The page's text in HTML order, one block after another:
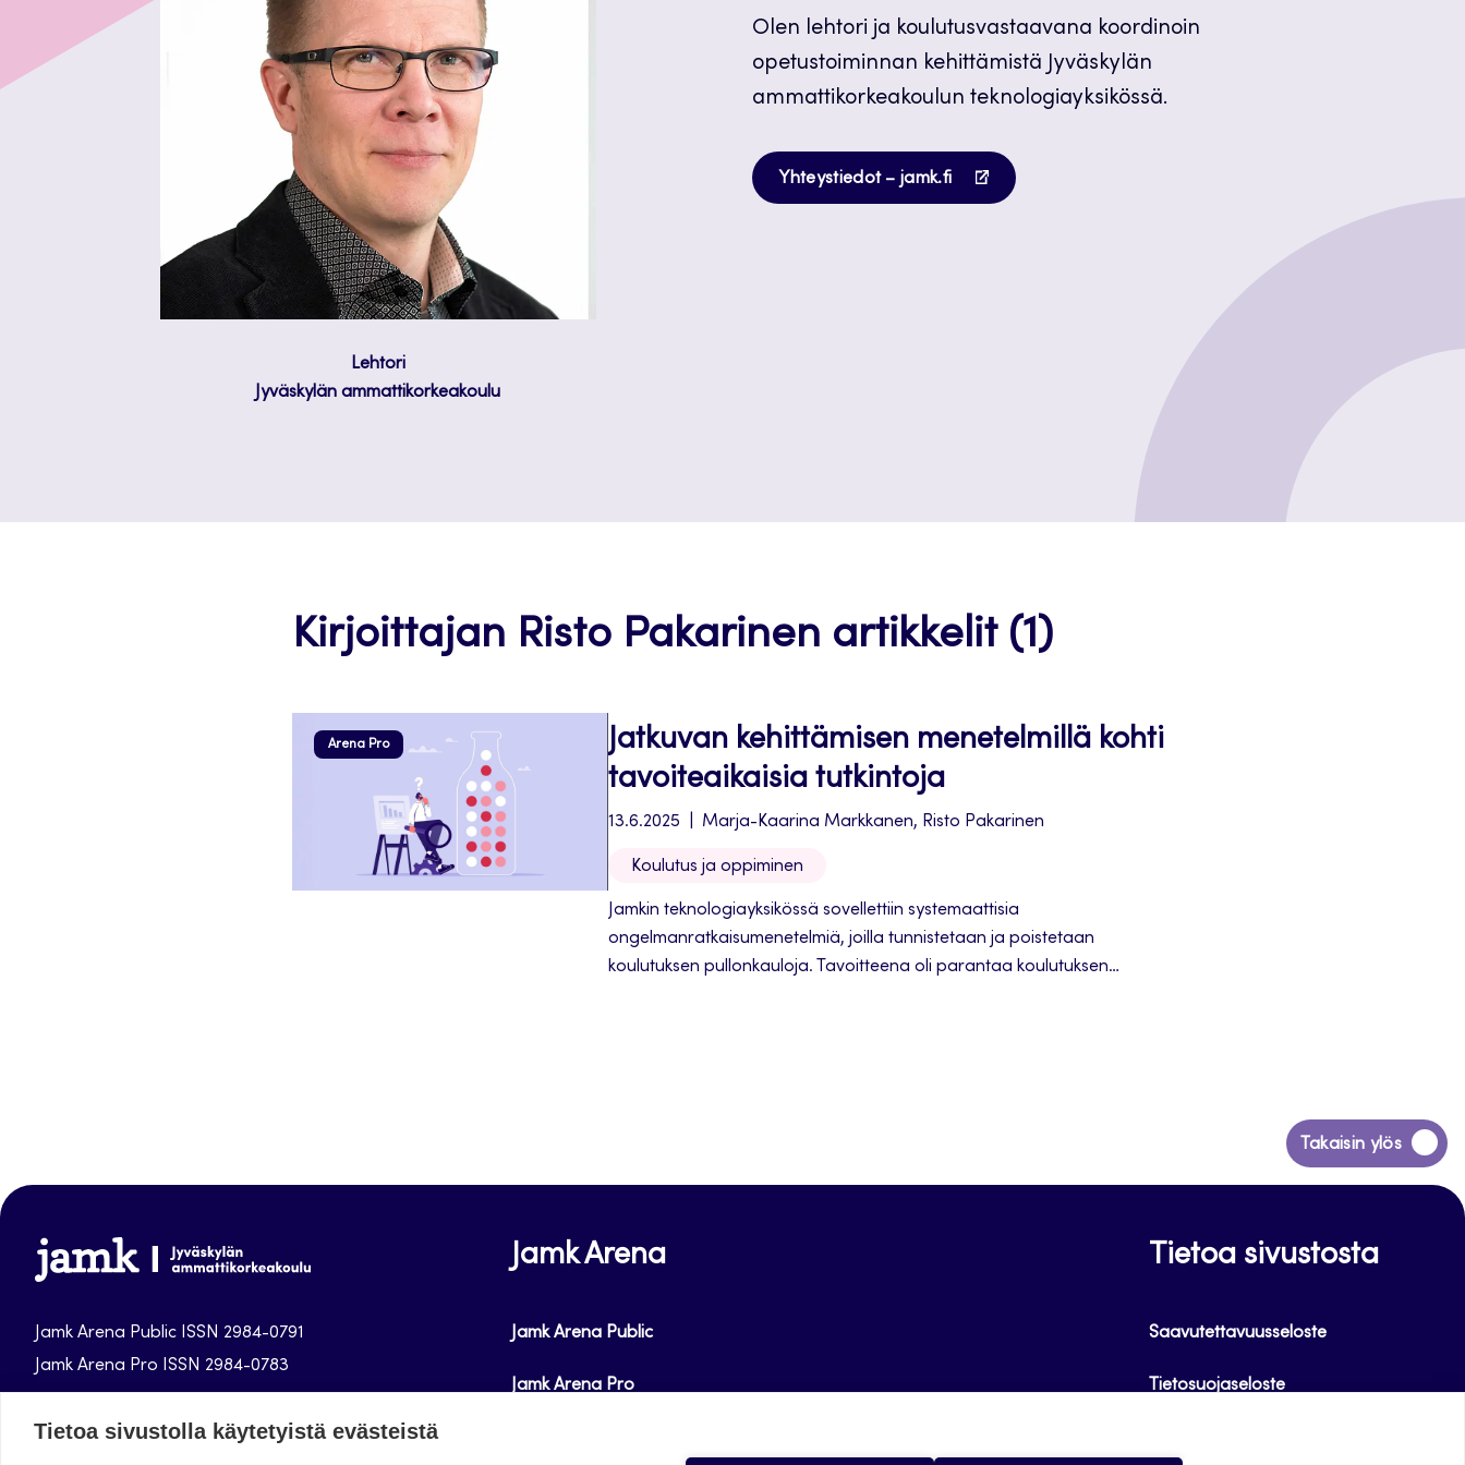
Lehtori
Jyväskylän ammattikorkeakoulu
Olen lehtori ja koulutusvastaavana koordinoin
opetustoiminnan kehittämistä Jyväskylän
ammattikorkeakoulun teknologiayksikössä.
Yhteystiedot – jamk.fi
Avautuu
uuteen
Kirjoittajan Risto Pakarinen artikkelit (1)
Arena Pro
Jatkuvan kehittämisen menetelmillä kohti
tavoiteaikaisia tutkintoja
13.6.2025 Marja-Kaarina Markkanen, Risto Pakarinen
Koulutus ja oppiminen
Jamkin teknologiayksikössä sovellettiin systemaattisia
ongelmanratkaisumenetelmiä, joilla tunnistetaan ja poistetaan
koulutuksen pullonkauloja. Tavoitteena oli parantaa koulutuksen
Takaisin ylös
Siirry
takaisin
Jamk
Arena
Jamk Arena Public ISSN 2984-0791
Jamk Arena Pro ISSN 2984-0783
Jyväskylän ammattikorkeakoulun julkaisut
Jamk Arena
Jamk Arena Public
Jamk Arena Pro
Tietoa sivustosta
Saavutettavuusseloste
Tietosuojaseloste
Tietoa sivustolla käytetyistä evästeistä